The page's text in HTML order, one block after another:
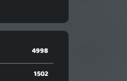
4998
1502